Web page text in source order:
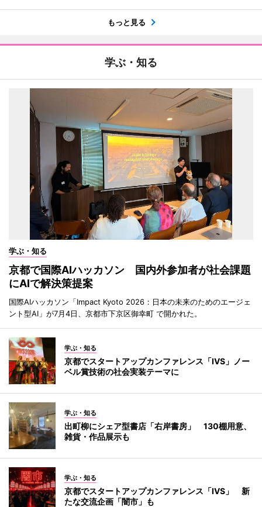
もっと見る
学ぶ・知る
学ぶ・知る
京都で国際AIハッカソン 国内外参加者が社会課題
にAIで解決策提案
国際AIハッカソン「Impact Kyoto 2026：日本の未来のためのエージェ
ント型AI」が7月4日、京都市下京区御幸町 で開かれた。
学ぶ・知る
京都でスタートアップカンファレンス「IVS」ノー
ベル賞技術の社会実装テーマに
学ぶ・知る
出町柳にシェア型書店「右岸書房」 130棚用意、
雑貨・作品展示も
学ぶ・知る
京都でスタートアップカンファレンス「IVS」 新
たな交流企画「闇市」も